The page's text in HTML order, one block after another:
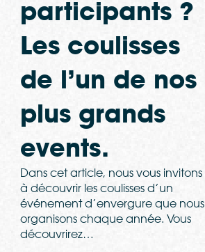
participants ?
Les coulisses
de l’un de nos
plus grands
events.
Dans cet article, nous vous invitons
à découvrir les coulisses d’un
événement d’envergure que nous
organisons chaque année. Vous
découvrirez…